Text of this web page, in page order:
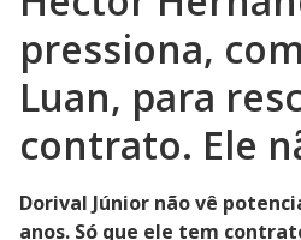
pressiona,
Luan, para
contrato. Ele
Dorival Júnior não vê
anos. Só que ele tem